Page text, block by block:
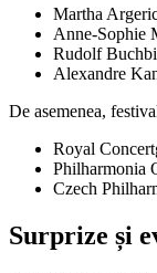
Martha
Anne-Sophie
Rudolf
Alexandre
De asemenea,
Royal
Philharmonia
Czech
Surprize și